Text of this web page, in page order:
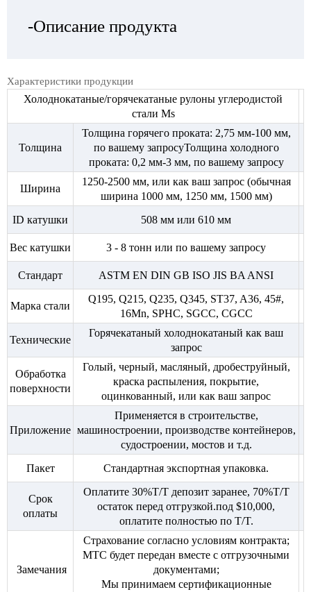
-Описание продукта
Характеристики продукции
Холоднокатаные/горячекатаные рулоны углеродистой
стали Ms
Толщина
Толщина горячего проката: 2,75 мм-100 мм,
по вашему запросуТолщина холодного
проката: 0,2 мм-3 мм, по вашему запросу
Ширина
1250-2500 мм, или как ваш запрос (обычная
ширина 1000 мм, 1250 мм, 1500 мм)
ID катушки
508 мм или 610 мм
Вес катушки 3 - 8 тонн или по вашему запросу
Стандарт ASTM EN DIN GB ISO JIS BA ANSI
Марка стали
Q195, Q215, Q235, Q345, ST37, A36, 45#,
16Mn, SPHC, SGCC, CGCC
Технические
Горячекатаный холоднокатаный как ваш
запрос
Обработка
поверхности
Голый, черный, масляный, дробеструйный,
краска распыления, покрытие,
оцинкованный, или как ваш запрос
Приложение
Применяется в строительстве,
машиностроении, производстве контейнеров,
судостроении, мостов и т.д.
Пакет
Стандартная экспортная упаковка.
Срок
оплаты
Оплатите 30%T/T депозит заранее, 70%T/T
остаток перед отгрузкой.под $10,000,
оплатите полностью по T/T.
Замечания
Страхование согласно условиям контракта;
MTC будет передан вместе с отгрузочными
документами;
Мы принимаем сертификационные
—Выставка продукта
— Заводская мастерская
-Упаковка продукта